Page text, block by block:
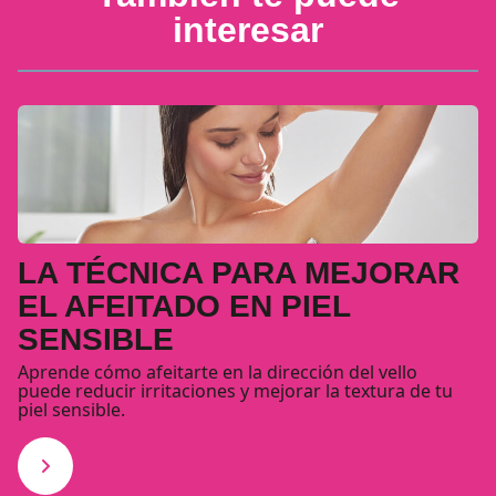
interesar
LA TÉCNICA PARA MEJORAR
EL AFEITADO EN PIEL
SENSIBLE
Aprende cómo afeitarte en la dirección del vello
puede reducir irritaciones y mejorar la textura de tu
piel sensible.